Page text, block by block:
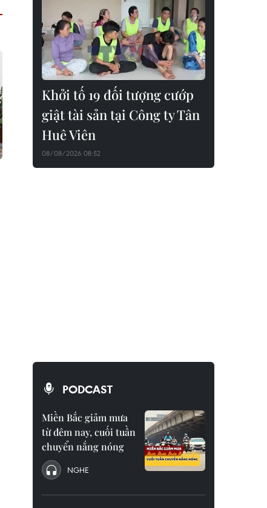
Khởi tố 19 đối tượng cướp
giật tài sản tại Công ty Tân
Huê Viên
08/08/2026 08:52
PODCAST
Miền Bắc giảm mưa
từ đêm nay, cuối tuần
chuyển nắng nóng
NGHE